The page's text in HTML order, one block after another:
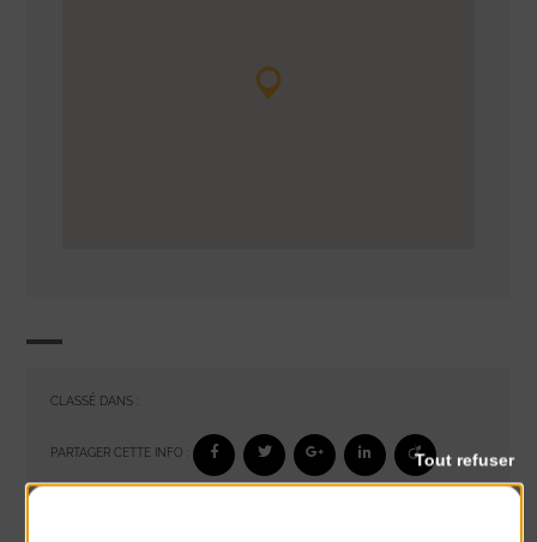
CLASSÉ DANS :
PARTAGER CETTE INFO : Tout refuser